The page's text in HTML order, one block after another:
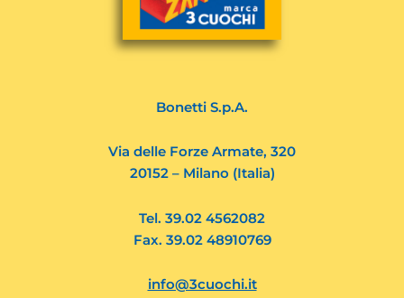
Bonetti S.p.A.
Via delle Forze Armate, 320
20152 – Milano (Italia)
Tel. 39.02 4562082
Fax. 39.02 48910769
info@3cuochi.it